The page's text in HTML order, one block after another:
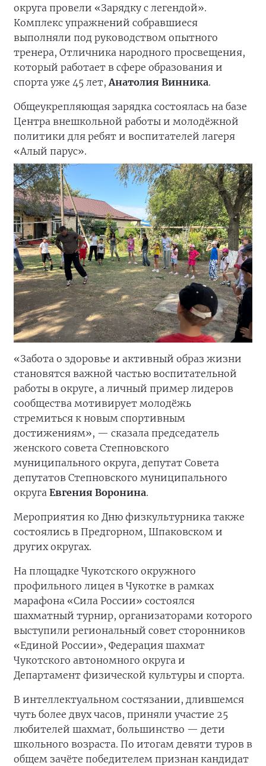
округа провели «Зарядку с легендой».
Комплекс упражнений собравшиеся
выполняли под руководством опытного
тренера, Отличника народного просвещения,
который работает в сфере образования и
спорта уже 45 лет, Анатолия Винника.
Общеукрепляющая зарядка состоялась на базе
Центра внешкольной работы и молодёжной
политики для ребят и воспитателей лагеря
«Алый парус».
«Забота о здоровье и активный образ жизни
становятся важной частью воспитательной
работы в округе, а личный пример лидеров
сообщества мотивирует молодёжь
стремиться к новым спортивным
достижениям», — сказала председатель
женского совета Степновского
муниципального округа, депутат Совета
депутатов Степновского муниципального
округа Евгения Воронина.
Мероприятия ко Дню физкультурника также
состоялись в Предгорном, Шпаковском и
других округах.
На площадке Чукотского окружного
профильного лицея в Чукотке в рамках
марафона «Сила России» состоялся
шахматный турнир, организаторами которого
выступили региональный совет сторонников
«Единой России», Федерация шахмат
Чукотского автономного округа и
Департамент физической культуры и спорта.
В интеллектуальном состязании, длившемся
чуть более двух часов, приняли участие 25
любителей шахмат, большинство — дети
школьного возраста. По итогам девяти туров в
общем зачёте победителем признан кандидат